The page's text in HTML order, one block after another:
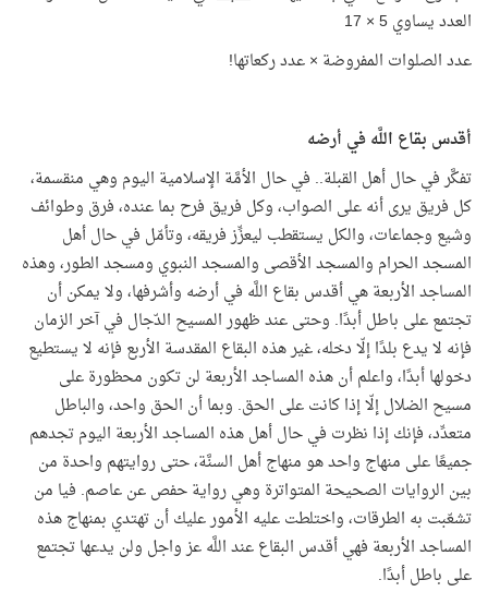
العدد يساوي 5 × 17
عدد الصلوات المفروضة × عدد ركعاتها!
أقدس بقاع اللَّه في أرضه
تفكَّر في حال أهل القبلة.. في حال الأمَّة الإسلامية اليوم وهي منقسمة،
كل فريق يرى أنه على الصواب، وكل فريق فرح بما عنده، فرق وطوائف
وشيع وجماعات، والكل يستقطب ليعزِّز فريقه، وتأمّل في حال أهل
المسجد الحرام والمسجد الأقصى والمسجد النبوي ومسجد الطور، وهذه
المساجد الأربعة هي أقدس بقاع اللَّه في أرضه وأشرفها، ولا يمكن أن
تجتمع على باطل أبدًا. وحتى عند ظهور المسيح الدّجال في آخر الزمان
فإنه لا يدع بلدًا إلّا دخله، غير هذه البقاع المقدسة الأربع فإنه لا يستطيع
دخولها أبدًا، واعلم أن هذه المساجد الأربعة لن تكون محظورة على
مسيح الضلال إلّا إذا كانت على الحق. وبما أن الحق واحد، والباطل
متعدِّد، فإنك إذا نظرت في حال أهل هذه المساجد الأربعة اليوم تجدهم
جميعًا على منهاج واحد هو منهاج أهل السنَّة، حتى روايتهم واحدة من
بين الروايات الصحيحة المتواترة وهي رواية حفص عن عاصم. فيا من
تشعّبت به الطرقات، واختلطت عليه الأمور عليك أن تهتدي بمنهاج هذه
المساجد الأربعة فهي أقدس البقاع عند اللَّه عز واجل ولن يدعها تجتمع
على باطل أبدًا.